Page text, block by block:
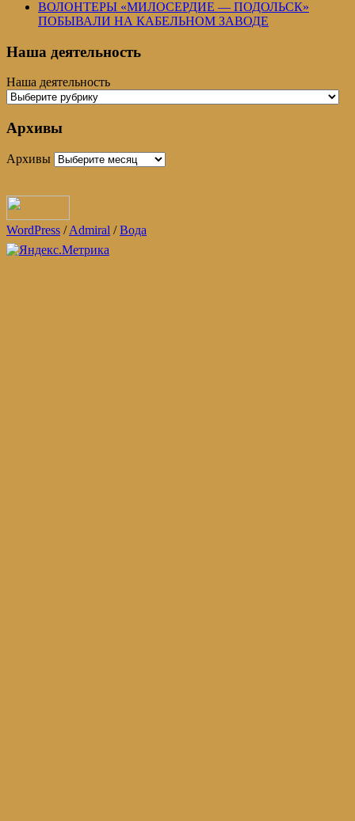
ВОЛОНТЕРЫ «МИЛОСЕРДИЕ — ПОДОЛЬСК»
ПОБЫВАЛИ НА КАБЕЛЬНОМ ЗАВОДЕ
Наша деятельность
Наша деятельность
Архивы
Архивы
WordPress /Admiral /Вода